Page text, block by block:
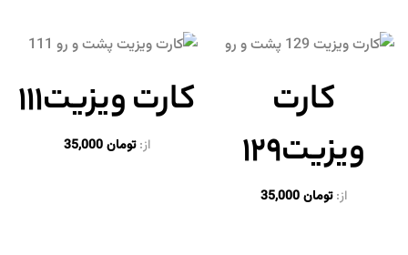
کارت
ویزیت۱۲۹
از:تومان35,000
کارت ویزیت۱۱۱
از:تومان35,000